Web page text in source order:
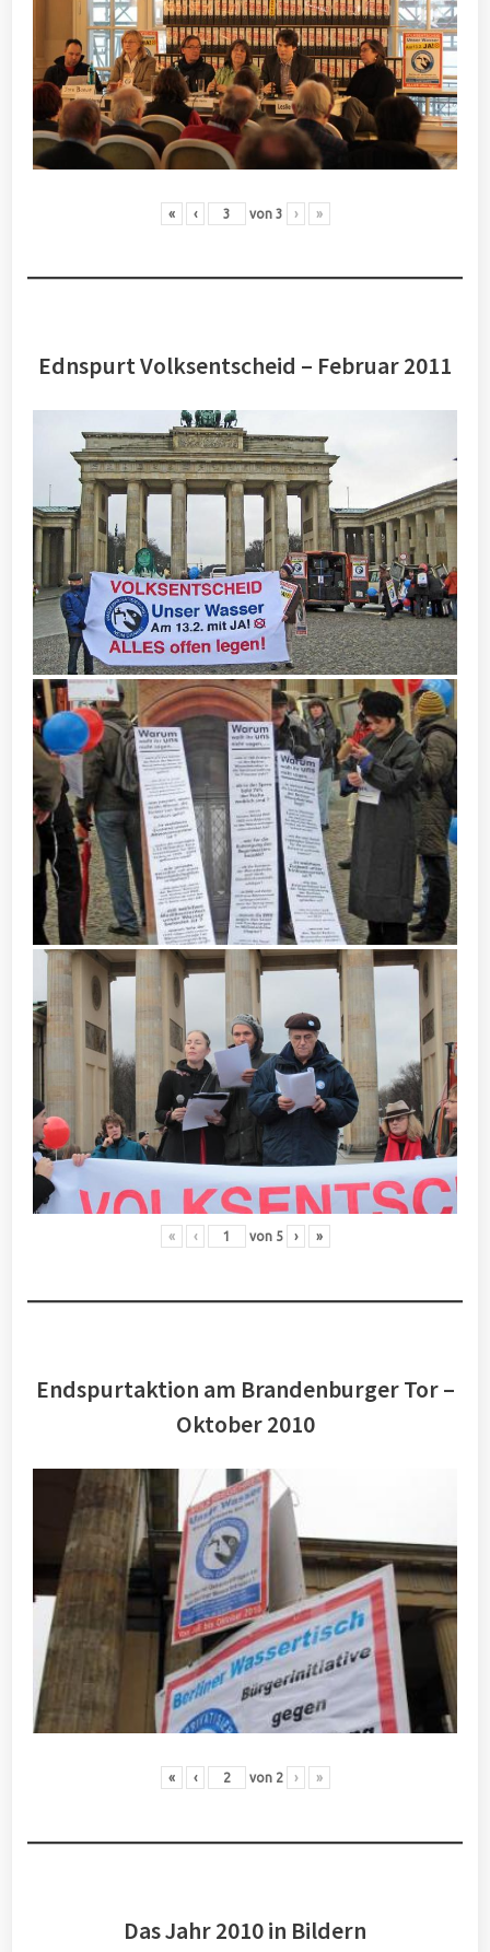
« ‹ von 3 › »
Ednspurt Volksentscheid – Februar 2011
« ‹ von 5 › »
Endspurtaktion am Brandenburger Tor –
Oktober 2010
« ‹ von 2 › »
Das Jahr 2010 in Bildern